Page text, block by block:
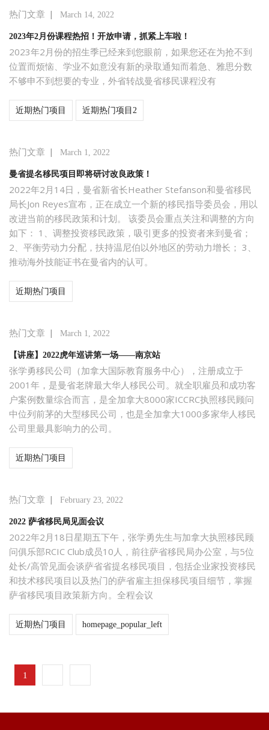
热门文章 | March 14, 2022
2023年2月份课程热招！开放申请，抓紧上车啦！
2023年2月份的招生季已经来到您眼前，如果您还在为抢不到
位置而烦恼、学业不如意没有新的录取通知而着急、雅思分数
不够申不到想要的专业，外省转战曼省移民课程没有
近期热门项目 近期热门项目2
热门文章 | March 1, 2022
曼省提名移民项目即将研讨改良政策！
2022年2月14日，曼省新省长Heather Stefanson和曼省移民
局长Jon Reyes宣布，正在成立一个新的移民指导委员会，用以
改进当前的移民政策和计划。 该委员会重点关注和调整的方向
如下： 1、调整投资移民政策，吸引更多的投资者来到曼省；
2、平衡劳动力分配，扶持温尼伯以外地区的劳动力增长； 3、
推动海外技能证书在曼省内的认可。
近期热门项目
热门文章 | March 1, 2022
【讲座】2022虎年巡讲第一场——南京站
张学勇移民公司（加拿大国际教育服务中心），注册成立于
2001年，是曼省老牌最大华人移民公司。就全职雇员和成功客
户案例数量综合而言，是全加拿大8000家ICCRC执照移民顾问
中位列前茅的大型移民公司，也是全加拿大1000多家华人移民
公司里最具影响力的公司。
近期热门项目
热门文章 | February 23, 2022
2022 萨省移民局见面会议
2022年2月18日星期五下午，张学勇先生与加拿大执照移民顾
问俱乐部RCIC Club成员10人，前往萨省移民局办公室，与5位
处长/高管见面会谈萨省省提名移民项目，包括企业家投资移民
和技术移民项目以及热门的萨省雇主担保移民项目细节，掌握
萨省移民项目政策新方向。全程会议
近期热门项目 homepage_popular_left
1